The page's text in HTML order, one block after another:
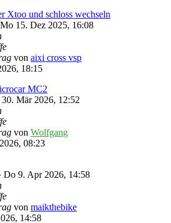
Xtoo und schloss wechseln
15. Dez 2025, 16:08
von aixi cross vsp
18:15
MC2
Mär 2026, 12:52
von Wolfgang
08:23
Do 9. Apr 2026, 14:58
von maikthebike
14:58